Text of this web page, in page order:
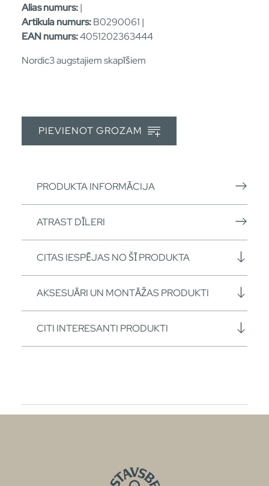
Alias numurs:|
Artikula numurs:B0290061 |
EAN numurs:4051202363444
Nordic3 augstajiem skapīšiem
PIEVIENOT GROZAM
PRODUKTA INFORMĀCIJA
ATRAST DĪLERI
CITAS IESPĒJAS NO ŠĪ PRODUKTA
AKSESUĀRI UN MONTĀŽAS PRODUKTI
CITI INTERESANTI PRODUKTI